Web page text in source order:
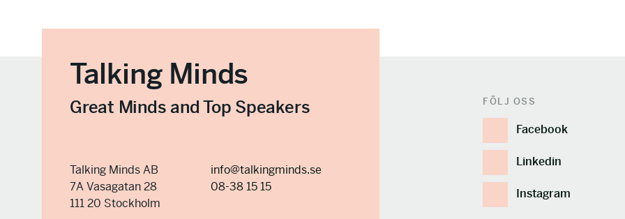
Talking Minds
Great Minds and Top Speakers
Talking Minds AB
7A Vasagatan 28
111 20 Stockholm
info@talkingminds.se
08-38 15 15
FÖLJ OSS
Facebook
Linkedin
Instagram